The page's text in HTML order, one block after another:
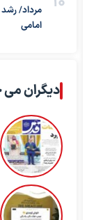
مرداد/
امامی
دیگران می